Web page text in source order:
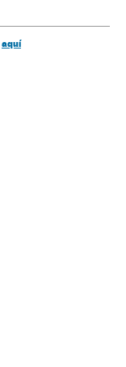
aquí